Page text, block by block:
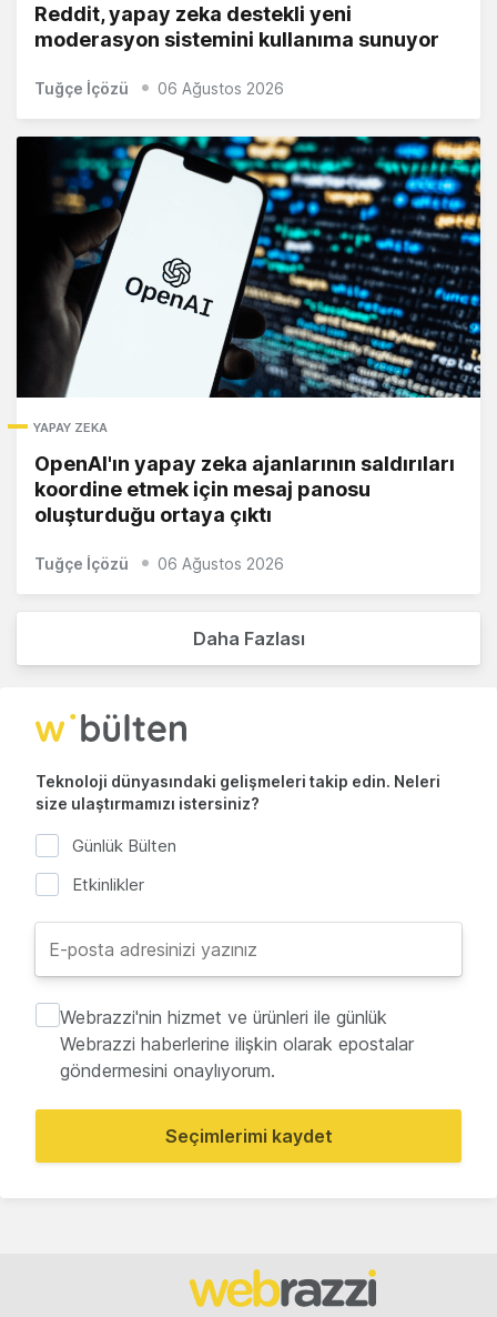
Reddit, yapay zeka destekli yeni
moderasyon sistemini kullanıma sunuyor
Tuğçe İçözü 06 Ağustos 2026
YAPAY ZEKA
OpenAI'ın yapay zeka ajanlarının saldırıları
koordine etmek için mesaj panosu
oluşturduğu ortaya çıktı
Tuğçe İçözü 06 Ağustos 2026
Daha Fazlası
Teknoloji dünyasındaki gelişmeleri takip edin. Neleri
size ulaştırmamızı istersiniz?
Günlük Bülten
Etkinlikler
Webrazzi'nin hizmet ve ürünleri ile günlük
Webrazzi haberlerine ilişkin olarak epostalar
göndermesini onaylıyorum.
Seçimlerimi kaydet